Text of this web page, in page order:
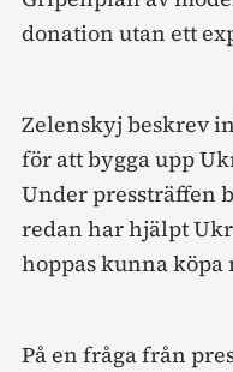
donation utan ett
Zelenskyj beskrev
för att bygga upp
Under pressträffen
redan har hjälpt
hoppas kunna
På en fråga från